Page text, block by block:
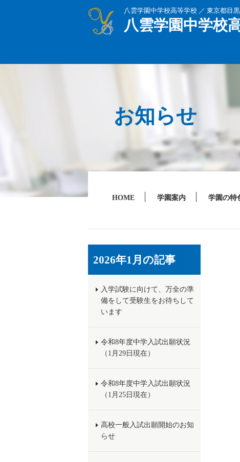
八雲学園中学校高等学校 ／ 東京都目
八雲学園中学校
お知らせ
HOME 学園案内 学園の特
2026年1月の記事
入学試験に向けて、万全の準
備をして受験生をお待ちして
います
令和8年度中学入試出願状況
（1月29日現在）
令和8年度中学入試出願状況
（1月25日現在）
高校一般入試出願開始のお知
らせ